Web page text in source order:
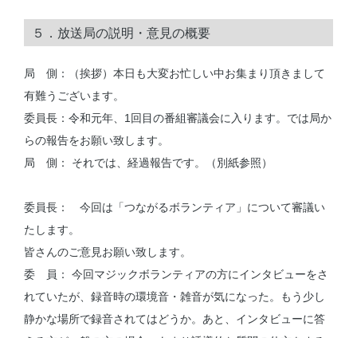
５．放送局の説明・意見の概要
局 側：（挨拶）本日も大変お忙しい中お集まり頂きまして
有難うございます。
委員長：令和元年、1回目の番組審議会に入ります。では局か
らの報告をお願い致します。
局 側： それでは、経過報告です。（別紙参照）
委員長： 今回は「つながるボランティア」について審議い
たします。
皆さんのご意見お願い致します。
委 員： 今回マジックボランティアの方にインタビューをさ
れていたが、録音時の環境音・雑音が気になった。もう少し
静かな場所で録音されてはどうか。あと、インタビューに答